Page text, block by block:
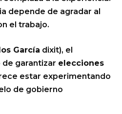
depende de agradar al
el trabajo.
García dixit), el
garantizar elecciones
estar experimentando
de gobierno